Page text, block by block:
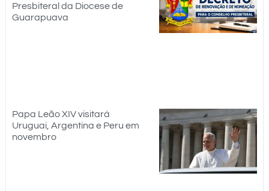
Presbiteral da Diocese de
Guarapuava
Papa Leão XIV visitará
Uruguai, Argentina e Peru em
novembro